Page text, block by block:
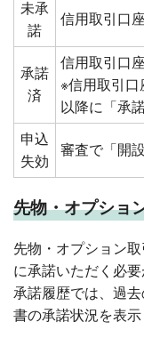
未承
諾
信用取引口
承諾
済
信用取引口
※信用取引口
以降に「承
申込
失効
審査で「開
先物・オプショ
先物・オプション
に承諾いただく必要
承諾履歴では、過
書の承諾状況を表示